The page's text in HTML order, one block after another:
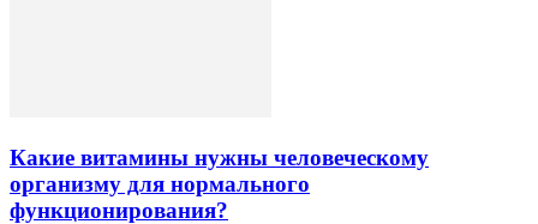
Какие витамины нужны человеческому
организму для нормального
функционирования?